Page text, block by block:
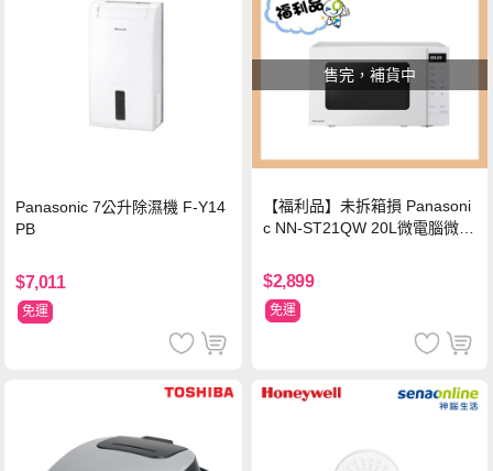
Panasonic 7公升除濕機 F-Y14
PB
$7,011
免運
售完，補貨中
【福利品】未拆箱損 Panasoni
c NN-ST21QW 20L微電腦微波
$2,899
免運